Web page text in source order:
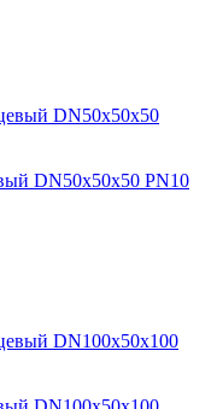
DN50х50х50 PN10